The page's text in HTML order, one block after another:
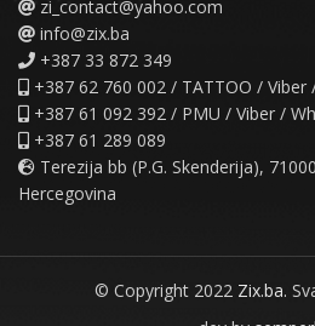
zi_contact@yahoo.com
info@zix.ba
+387 33 872 349
+387 62 760 002 / TATTOO / Viber
+387 61 092 392 / PMU / Viber /
+387 61 289 089
Terezija bb (P.G. Skenderija),
Hercegovina
© Copyright 2022 Zix.ba.